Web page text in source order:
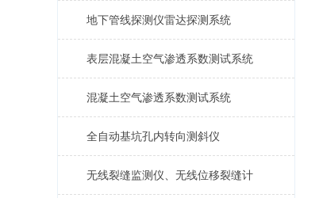
地下管线探测仪雷达探测系统
表层混凝土空气渗透系数测试系统
混凝土空气渗透系数测试系统
全自动基坑孔内转向测斜仪
无线裂缝监测仪、无线位移裂缝计